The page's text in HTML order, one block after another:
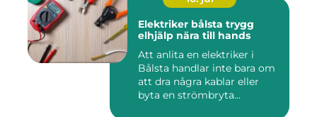
Elektriker bålsta trygg
elhjälp nära till hands
Att anlita en elektriker i
Bålsta handlar inte bara om
att dra några kablar eller
byta en strömbryta...